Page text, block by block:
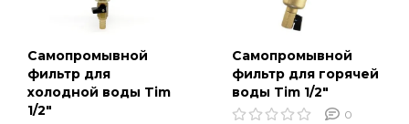
Самопромывной
фильтр для
холодной воды Tim
1/2"
Самопромывной
фильтр для горячей
воды Tim 1/2"
0